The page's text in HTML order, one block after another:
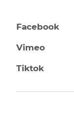
Facebook
Vimeo
Tiktok